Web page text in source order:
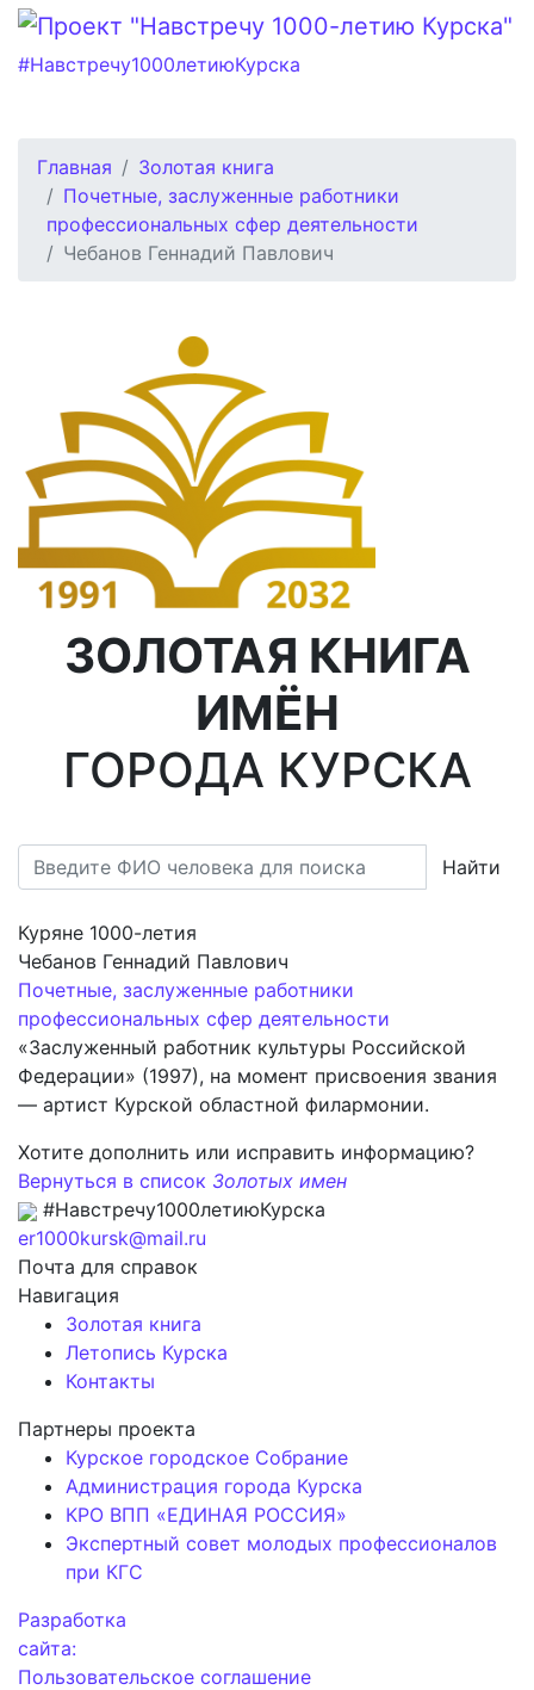
#Навстречу1000летиюКурска
Главная
Золотая книга
Почетные, заслуженные работники
профессиональных сфер деятельности
Чебанов Геннадий Павлович
ЗОЛОТАЯ КНИГА
ИМЁН
ГОРОДА КУРСКА
Найти
Куряне 1000-летия
Чебанов Геннадий Павлович
Почетные, заслуженные работники
профессиональных сфер деятельности
«Заслуженный работник культуры Российской
Федерации» (1997), на момент присвоения звания
— артист Курской областной филармонии.
Хотите дополнить или исправить информацию?
Вернуться в список Золотых имен
#Навстречу1000летиюКурска
er1000kursk@mail.ru
Почта для справок
Навигация
Золотая книга
Летопись Курска
Контакты
Партнеры проекта
Курское городское Собрание
Администрация города Курска
КРО ВПП «ЕДИНАЯ РОССИЯ»
Экспертный совет молодых профессионалов
при КГС
Разработка
сайта:
Пользовательское соглашение